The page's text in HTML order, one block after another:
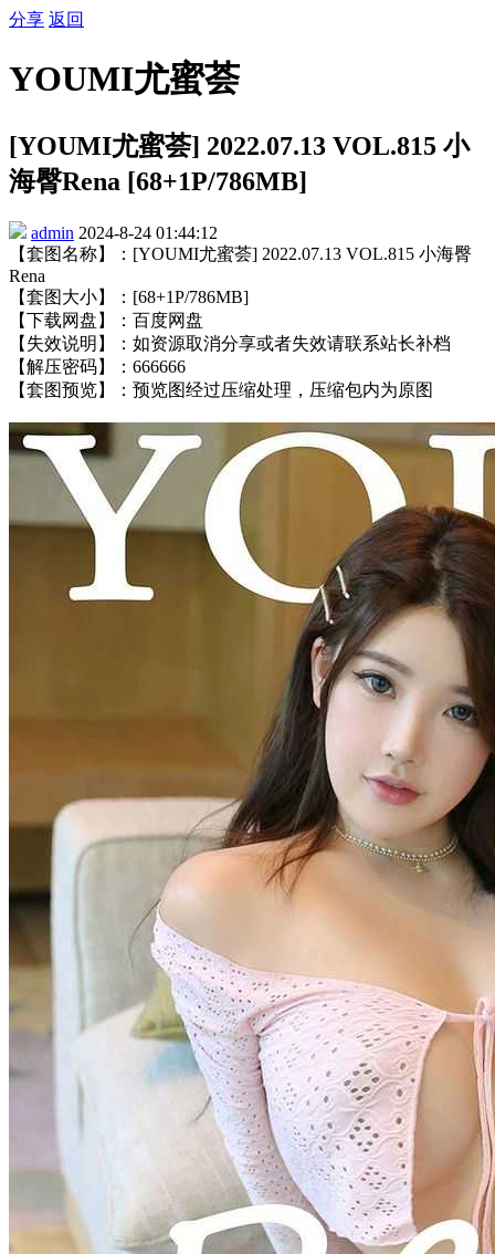
分享 返回
YOUMI尤蜜荟
[YOUMI尤蜜荟] 2022.07.13 VOL.815 小
海臀Rena [68+1P/786MB]
admin 2024-8-24 01:44:12
【套图名称】：[YOUMI尤蜜荟] 2022.07.13 VOL.815 小海臀
Rena
【套图大小】：[68+1P/786MB]
【下载网盘】：百度网盘
【失效说明】：如资源取消分享或者失效请联系站长补档
【解压密码】：666666
【套图预览】：预览图经过压缩处理，压缩包内为原图